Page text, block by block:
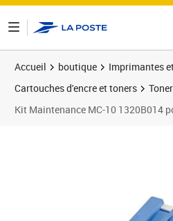
Accueil boutique
Imprimantes
Cartouches d'encre et toners
Kit Maintenance MC-10 1320B014